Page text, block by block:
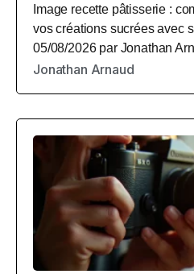
Image recette pâtisserie :
vos créations sucrées avec
05/08/2026 par Jonathan
Jonathan Arnaud